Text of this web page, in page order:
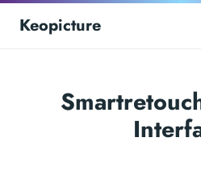
Keopicture